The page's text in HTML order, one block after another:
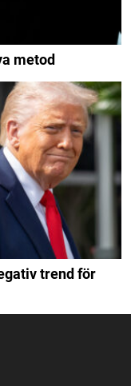
metod
trend för